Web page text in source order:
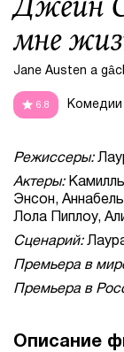
мне
Jane Austen a
6.8 Комедии
Режиссеры:
Актеры:
Энсон,
Лола Пиплоу,
Сценарий:
Премьера в
Премьера в
Описание